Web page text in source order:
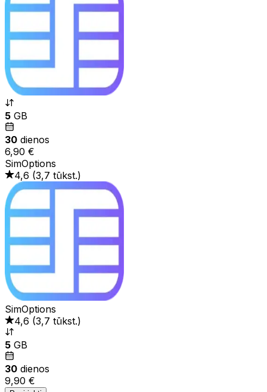
5 GB
30 dienos
6,90 €
SimOptions
4,6 (3,7 tūkst.)
SimOptions
4,6 (3,7 tūkst.)
5 GB
30 dienos
9,90 €